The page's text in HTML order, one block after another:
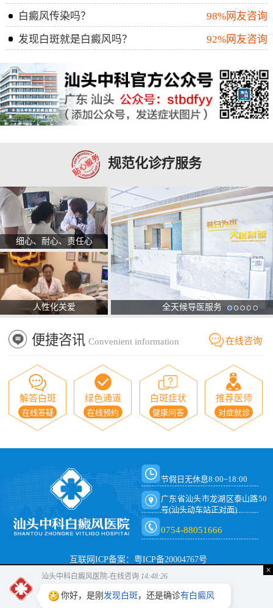
白癜风传染吗？
98%网友咨询
发现白斑就是白癜风吗？
92%网友咨询
规范化诊疗服务
细心、耐心、责任心
人性化关爱 全天候导医服务
便捷咨讯 Convenient information 在线咨询
解答白斑
在线答疑
绿色通道
在线预约
白斑症状
健康问答
推荐医师
对症就诊
节假日无休息8:00~18:00
广东省汕头市龙湖区泰山路50
号(汕头动车站正对面)
0754-88051666
互联网ICP备案：粤ICP备20004767号
×
汕头中科白癜风医院-在线咨询 14:48:26
你好，是刚 发现白斑 ，还是确诊有白癜风